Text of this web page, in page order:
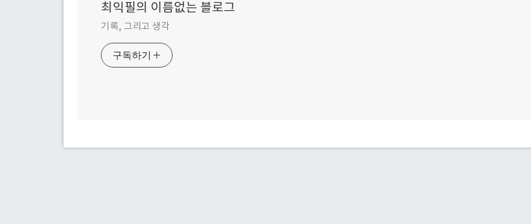
최익필의 이름없는 블로그
기록, 그리고 생각
구독하기